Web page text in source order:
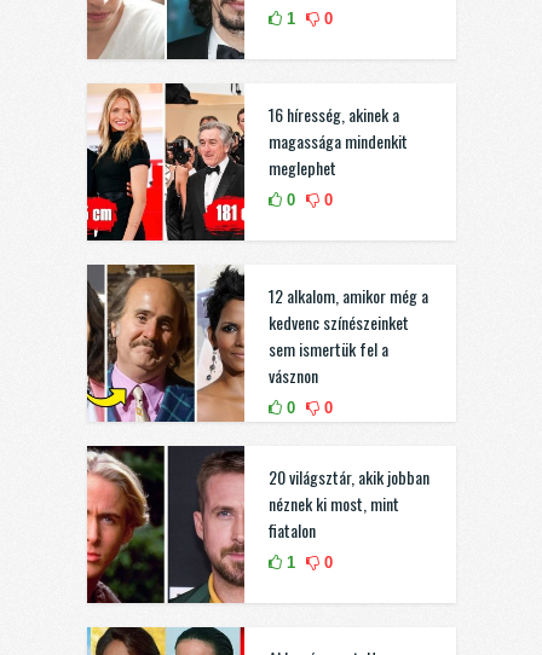
1 0
16 híresség, akinek a
magassága mindenkit
meglephet
0 0
12 alkalom, amikor még a
kedvenc színészeinket
sem ismertük fel a
vásznon
0 0
20 világsztár, akik jobban
néznek ki most, mint
fiatalon
1 0